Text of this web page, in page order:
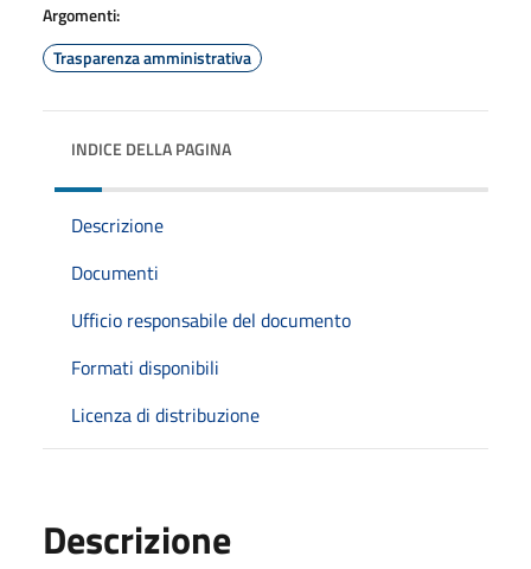
Argomenti:
Trasparenza amministrativa
INDICE DELLA PAGINA
Descrizione
Documenti
Ufficio responsabile del documento
Formati disponibili
Licenza di distribuzione
Descrizione